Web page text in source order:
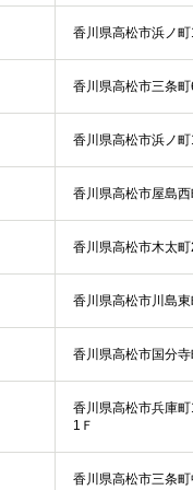
香川県高松市浜ノ
香川県高松市三条
香川県高松市浜ノ
香川県高松市屋島
香川県高松市木太
香川県高松市川島
香川県高松市国分
香川県高松市兵庫町
1Ｆ
香川県高松市三条